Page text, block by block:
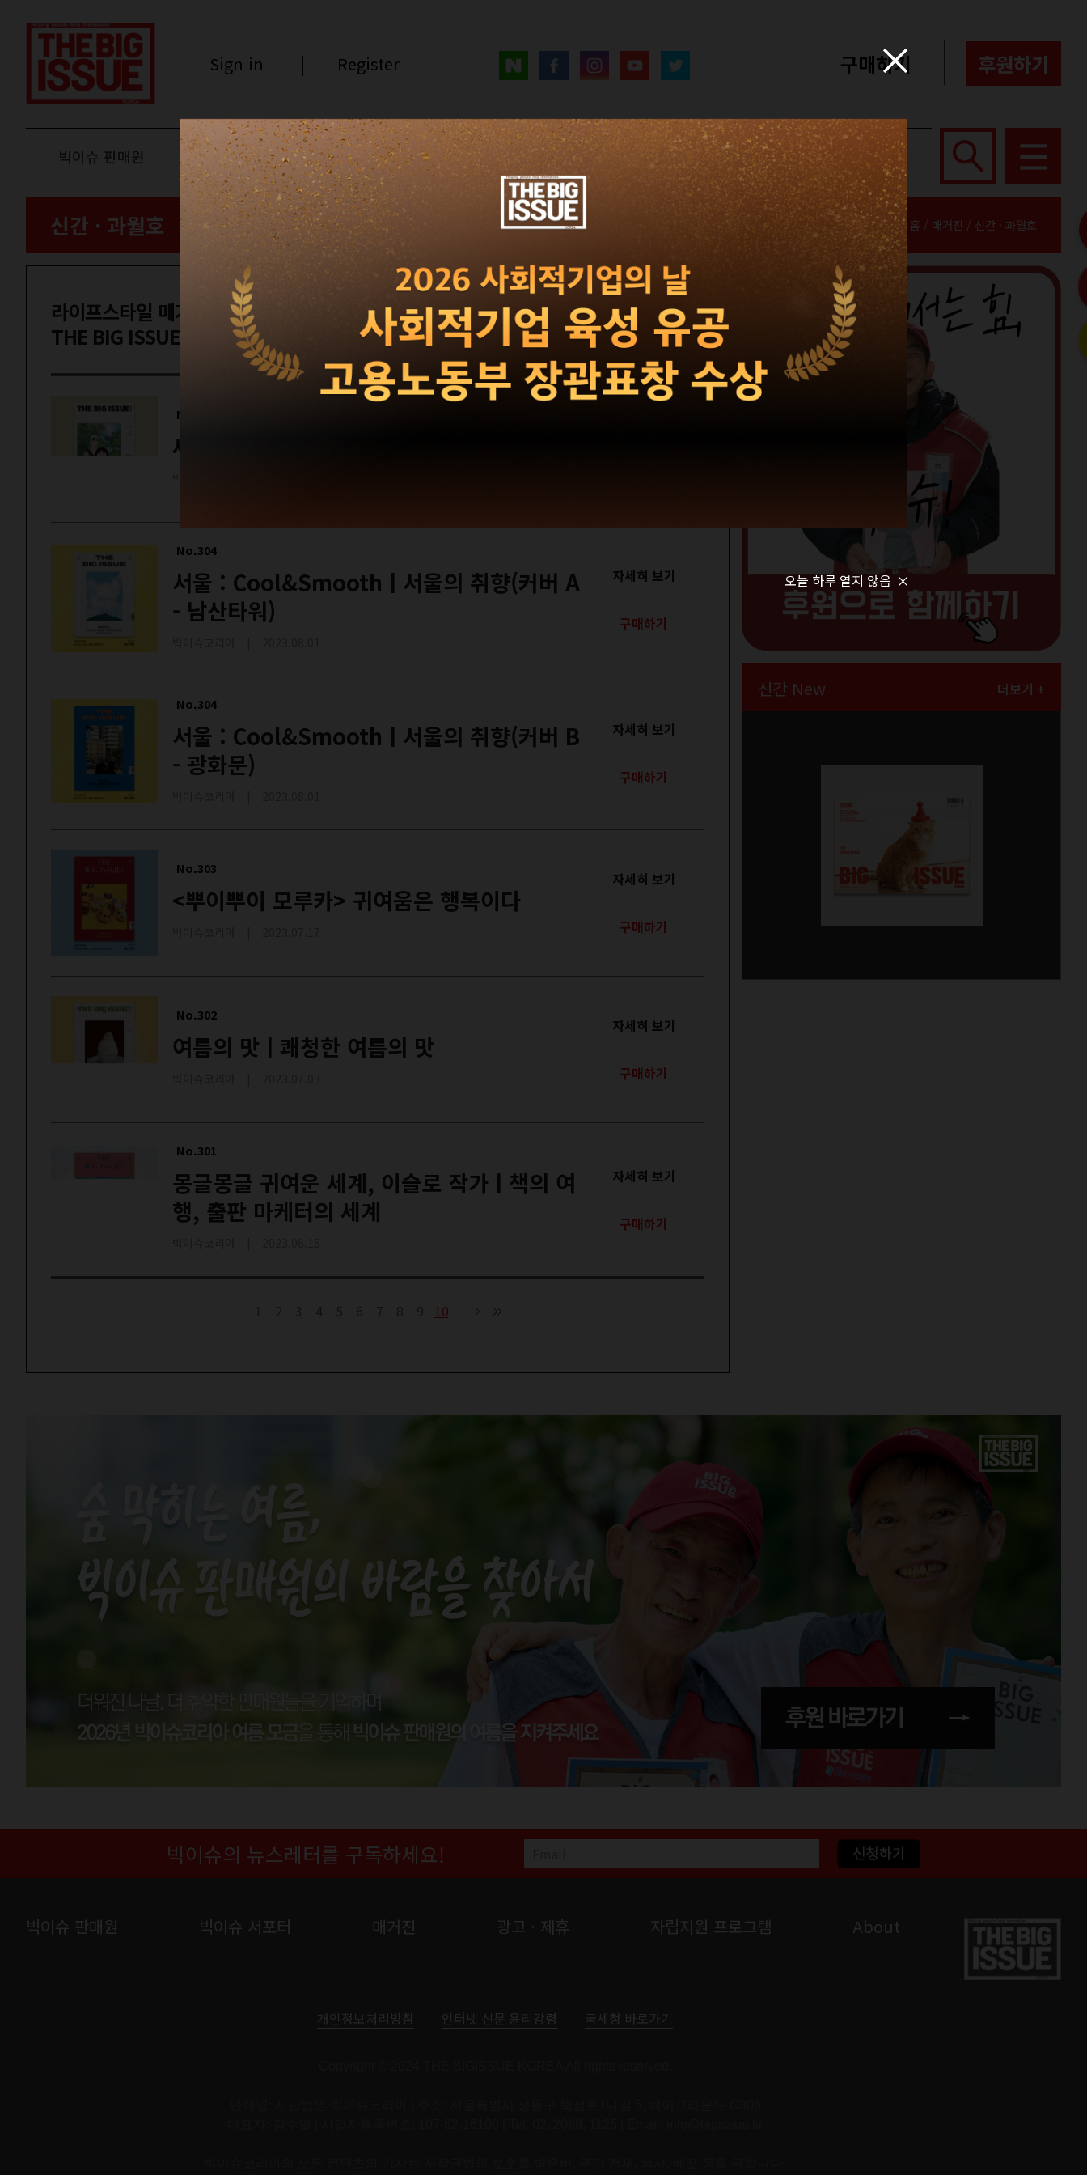
Sign in Register 구매하기 후원하기
빅이슈 판매원 후원하기 매거진 광고 · 제휴 빅이슈 서포터즈 About
신간 · 과월호 홈 / 매거진 / 신간 · 과월호
라이프스타일 매거진
THE BIG ISSUE
No.305
세기말 풋사과 보습학원
No.304
서울 : Cool&Smoothㅣ서울의 취향(커버 A
- 남산타워)
자세히 보기
구매하기
No.304
서울 : Cool&Smoothㅣ서울의 취향(커버 B
- 광화문)
자세히 보기
구매하기
No.303
<뿌이뿌이 모루카> 귀여움은 행복이다
자세히 보기
구매하기
No.302
여름의 맛ㅣ쾌청한 여름의 맛
자세히 보기
구매하기
No.301
몽글몽글 귀여운 세계, 이슬로 작가ㅣ책의 여
행, 출판 마케터의 세계
자세히 보기
구매하기
10
신간 New 더보기 +
오늘 하루 열지 않음
빅이슈의 뉴스레터를 구독하세요!
빅이슈 판매원 빅이슈 서포터 매거진 광고 · 제휴 자립지원 프로그램 About
개인정보처리방침 인터넷 신문 윤리강령 국세청 바로가기